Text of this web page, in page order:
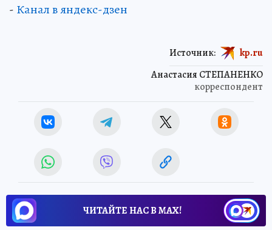
- Канал в яндекс-дзен
Анастасия СТЕПАНЕНКО
корреспондент
Источник: kp.ru
ЧИТАЙТЕ НАС В МАХ!